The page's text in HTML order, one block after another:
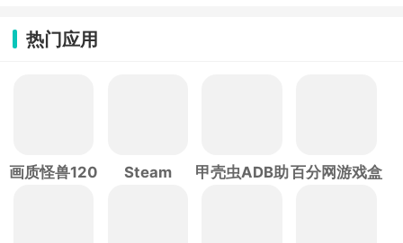
热门应用
画质怪兽120
Steam
甲壳虫ADB助百分网游戏盒